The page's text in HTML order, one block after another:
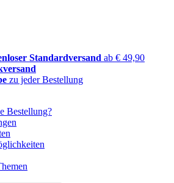
Standardversand ab € 49,90
zu jeder Bestellung
Bestellung?